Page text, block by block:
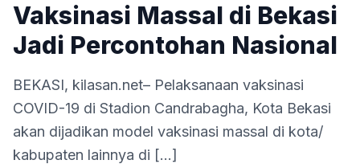
Vaksinasi Massal di Bekasi
Jadi Percontohan Nasional
BEKASI, kilasan.net– Pelaksanaan vaksinasi
COVID-19 di Stadion Candrabagha, Kota Bekasi
akan dijadikan model vaksinasi massal di kota/
kabupaten lainnya di […]